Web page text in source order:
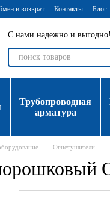
и возврат Контакты Блог
С нами надежно и выгодно!
Трубопроводная
арматура
Огнетушители